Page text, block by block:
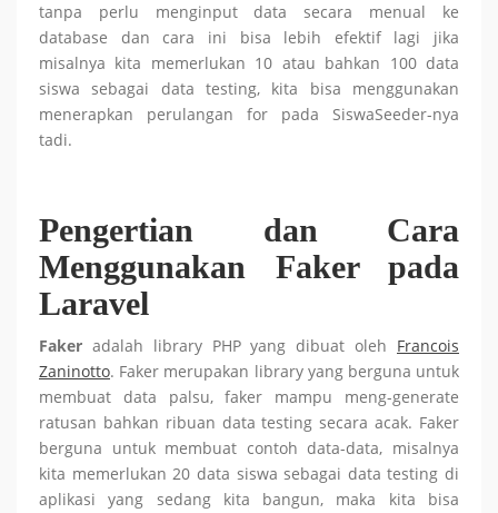
tanpa perlu menginput data secara menual ke
database dan cara ini bisa lebih efektif lagi jika
misalnya kita memerlukan 10 atau bahkan 100 data
siswa sebagai data testing, kita bisa menggunakan
menerapkan perulangan for pada SiswaSeeder-nya
tadi.
Pengertian dan Cara
Menggunakan Faker pada
Laravel
Faker adalah library PHP yang dibuat oleh Francois
Zaninotto. Faker merupakan library yang berguna untuk
membuat data palsu, faker mampu meng-generate
ratusan bahkan ribuan data testing secara acak. Faker
berguna untuk membuat contoh data-data, misalnya
kita memerlukan 20 data siswa sebagai data testing di
aplikasi yang sedang kita bangun, maka kita bisa